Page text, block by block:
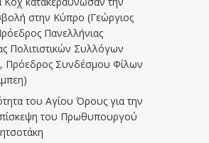
στην Κύπρο (Γεώργιος
Πανελλήνιας
Πολιτιστικών Συλλόγων
Πρόεδρος Συνδέσμου Φίλων
του Αγίου Όρους για την
του Πρωθυπουργού